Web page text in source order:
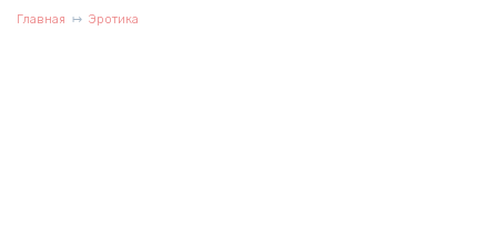
Главная Эротика